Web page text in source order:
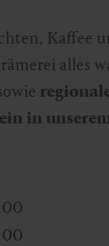
Kaffee
alles
in